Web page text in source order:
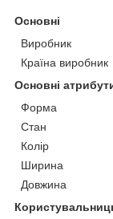
Основні
Виробник
Країна виробник
Основні
Форма
Стан
Колір
Ширина
Довжина